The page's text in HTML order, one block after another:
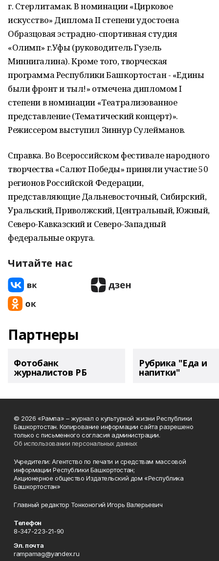
г. Стерлитамак. В номинации «Цирковое
искусство» Диплома II степени удостоена
Образцовая эстрадно-спортивная студия
«Олимп» г.Уфы (руководитель Гузель
Миннигалина). Кроме того, творческая
программа Республики Башкортостан - «Едины
были фронт и тыл!» отмечена дипломом I
степени в номинации «Театрализованное
представление (Тематический концерт)».
Режиссером выступил Зиннур Сулейманов.
Справка. Во Всероссийском фестивале народного
творчества «Салют Победы» приняли участие 50
регионов Российской Федерации,
представляющие Дальневосточный, Сибирский,
Уральский, Приволжский, Центральный, Южный,
Северо-Кавказский и Северо-Западный
федеральные округа.
Читайте нас
Партнеры
Фотобанк
журналистов РБ
Рубрика "Еда и
напитки"
© 2026 «Рампа» – журнал о культурной жизни Республики
Башкортостан. Копирование информации сайта разрешено
только с письменного согласия администрации.
Об использовании персональных данных
Учредители: Агентство по печати и средствам массовой
информации Республики Башкортостан;
Акционерное общество Издательский дом «Республика
Башкортостан»
Главный редактор Тонконогий Игорь Валерьевич
Телефон
8-347-223-21-90
Эл. почта
rampamag@yandex.ru